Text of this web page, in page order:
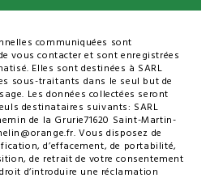
communiquées sont
vous contacter et sont enregistrées
Elles sont destinées à SARL
sous-traitants dans le seul but de
Les données collectées seront
destinataires suivants: SARL
de la Grurie71620 Saint-Martin-
Vous disposez de
d’effacement, de portabilité,
de retrait de votre consentement
d’introduire une réclamation